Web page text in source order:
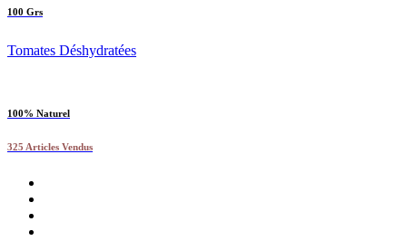
100 Grs
Tomates Déshydratées
100% Naturel
325 Articles Vendus